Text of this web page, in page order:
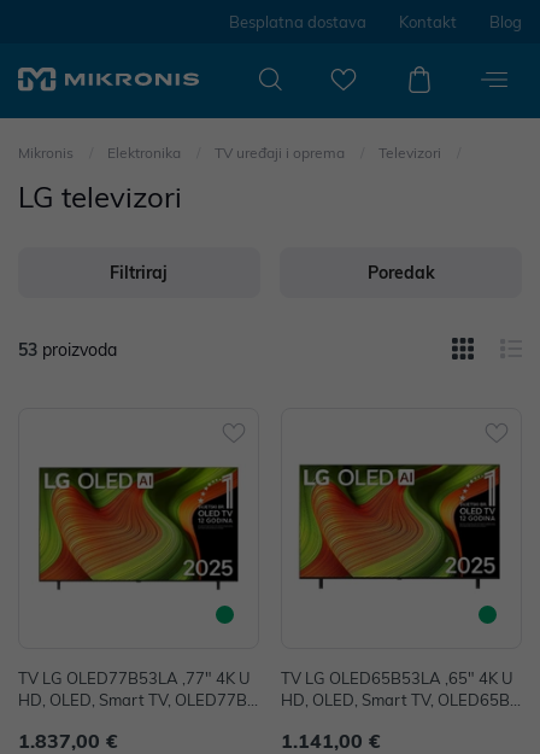
Besplatna dostava Kontakt Blog
Mikronis Elektronika TV uređaji i oprema Televizori
LG televizori
Filtriraj Poredak
53 proizvoda
TV LG OLED77B53LA ,77" 4K U
HD, OLED, Smart TV, OLED77B5
1.837,00 €
TV LG OLED65B53LA ,65" 4K U
HD, OLED, Smart TV, OLED65B5
1.141,00 €